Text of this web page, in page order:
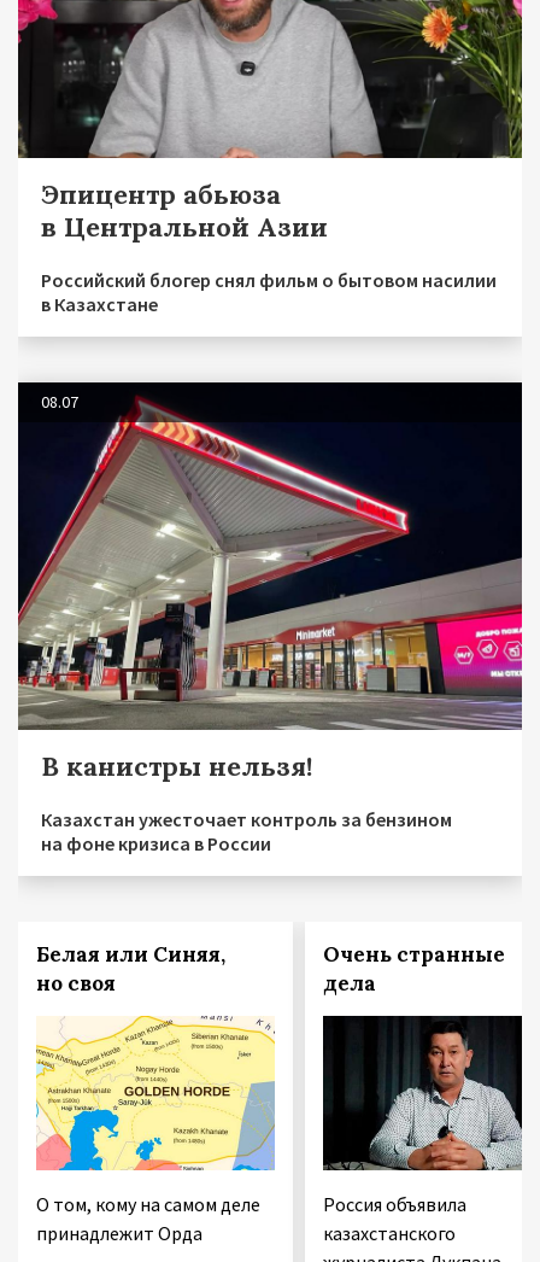
Эпицентр абьюза
в Центральной Азии
Российский блогер снял фильм о бытовом насилии
в Казахстане
08.07
В канистры нельзя!
Казахстан ужесточает контроль за бензином
на фоне кризиса в России
Белая или Синяя,
но своя
О том, кому на самом деле
принадлежит Орда
Очень странные
дела
Россия объявила
казахстанского